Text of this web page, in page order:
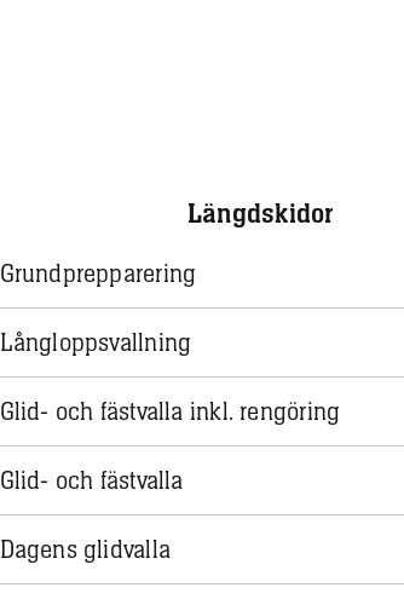
Längdskidor
Grundprepparering
Långloppsvallning
Glid- och fästvalla inkl. rengöring
Glid- och fästvalla
Dagens glidvalla